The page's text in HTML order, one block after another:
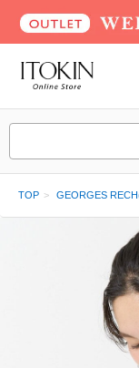
TOP GEORGES